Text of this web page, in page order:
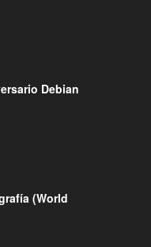
Debian
(World